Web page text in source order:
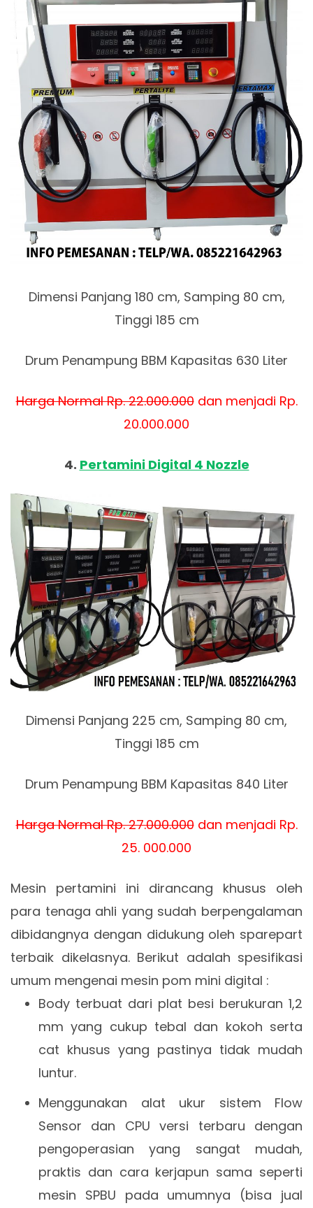
Dimensi Panjang 180 cm, Samping 80 cm,
Tinggi 185 cm
Drum Penampung BBM Kapasitas 630 Liter
Harga Normal Rp. 22.000.000dan menjadi Rp.
20.000.000
4. Pertamini Digital 4 Nozzle
Dimensi Panjang 225 cm, Samping 80 cm,
Tinggi 185 cm
Drum Penampung BBM Kapasitas 840 Liter
Harga Normal Rp. 27.000.000dan menjadi Rp.
25. 000.000
Mesin pertamini ini dirancang khusus oleh
para tenaga ahli yang sudah berpengalaman
dibidangnya dengan didukung oleh sparepart
terbaik dikelasnya. Berikut adalah spesifikasi
umum mengenai mesin pom mini digital :
Body terbuat dari plat besi berukuran 1,2
mm yang cukup tebal dan kokoh serta
cat khusus yang pastinya tidak mudah
luntur.
Menggunakan alat ukur sistem Flow
Sensor dan CPU versi terbaru dengan
pengoperasian yang sangat mudah,
praktis dan cara kerjapun sama seperti
mesin SPBU pada umumnya (bisa jual